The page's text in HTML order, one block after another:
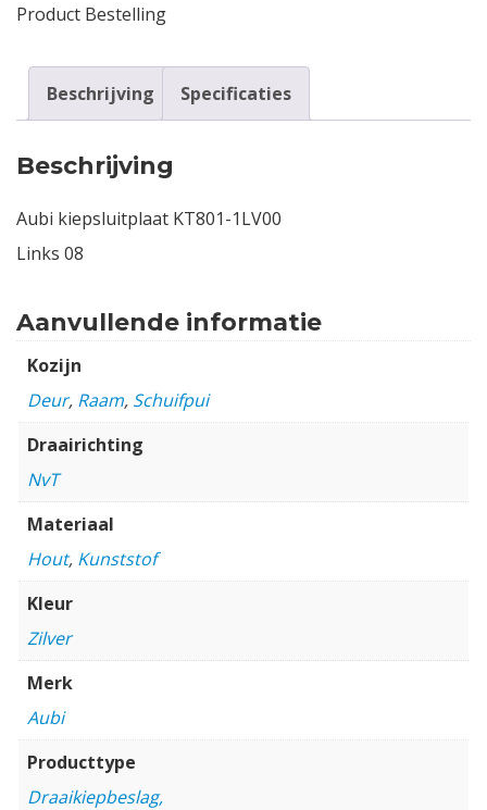
Product Bestelling
Beschrijving Specificaties
Beschrijving
Aubi kiepsluitplaat KT801-1LV00
Links 08
Aanvullende informatie
Kozijn
Deur, Raam, Schuifpui
Draairichting
NvT
Materiaal
Hout, Kunststof
Kleur
Zilver
Merk
Aubi
Producttype
Draaikiepbeslag,